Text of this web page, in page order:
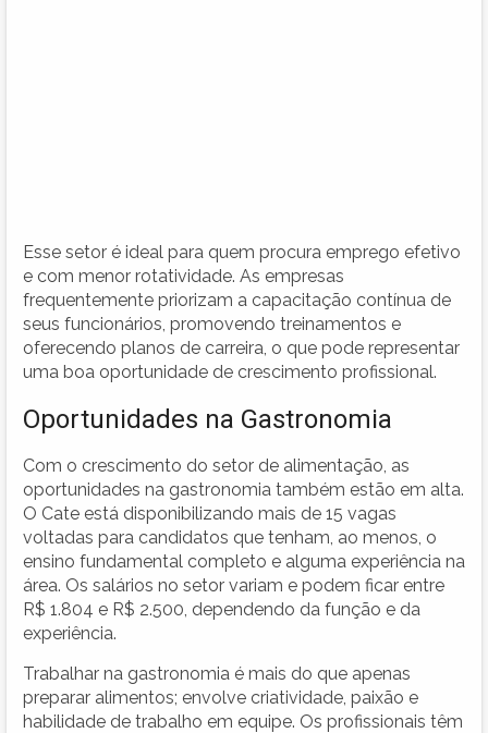
Esse setor é ideal para quem procura emprego efetivo
e com menor rotatividade. As empresas
frequentemente priorizam a capacitação contínua de
seus funcionários, promovendo treinamentos e
oferecendo planos de carreira, o que pode representar
uma boa oportunidade de crescimento profissional.
Oportunidades na Gastronomia
Com o crescimento do setor de alimentação, as
oportunidades na gastronomia também estão em alta.
O Cate está disponibilizando mais de 15 vagas
voltadas para candidatos que tenham, ao menos, o
ensino fundamental completo e alguma experiência na
área. Os salários no setor variam e podem ficar entre
R$ 1.804 e R$ 2.500, dependendo da função e da
experiência.
Trabalhar na gastronomia é mais do que apenas
preparar alimentos; envolve criatividade, paixão e
habilidade de trabalho em equipe. Os profissionais têm